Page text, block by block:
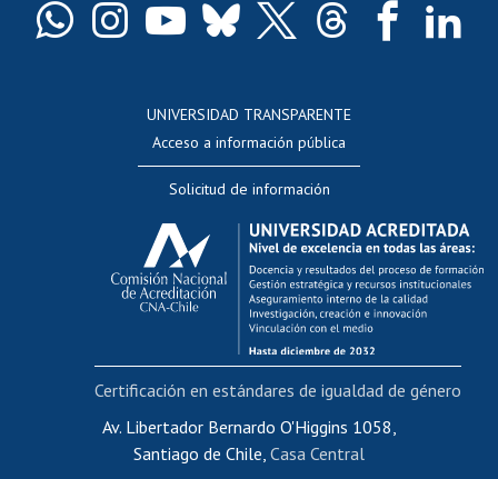
Docentes
Evaluación docente
Calificación académica
Postulación al AUCAI
Funcionarias/os
Cursos internos de capacitación
Bienestar del personal
Portal de movilidad interna
Certificado de renta
Certificado de renta honorarios
UNIVERSIDAD TRANSPARENTE
Acceso a información pública
Solicitud de información
Av. Libertador Bernardo O'Higgins 1058,
Santiago de Chile, Casa Central
Certificación en estándares de igualdad de género